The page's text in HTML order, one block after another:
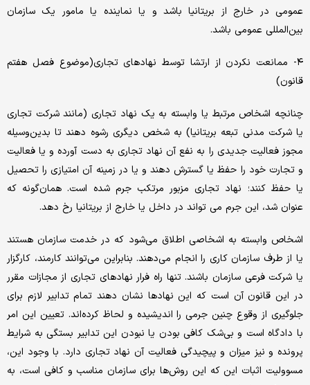
عمومی در خارج از بریتانیا باشد و یا نماینده یا مامور یک سازمان
بین‌المللی عمومی باشد.
۴- ممانعت نکردن از ارتشا توسط نهادهای تجاری(موضوع فصل هفتم
قانون)
چنانچه اشخاص مرتبط یا وابسته به یک نهاد تجاری (مانند شرکت تجاری
یا شرکت مدنی تبعه بریتانیا) به شخص دیگری رشوه ‌دهند تا بدین‌وسیله
مجوز فعالیت جدیدی را به نفع آن نهاد تجاری به دست آورده و یا فعالیت
و تجارت خود را حفظ یا گسترش دهند و یا در زمینه آن امتیازی را تحصیل
یا حفظ کنند؛ نهاد تجاری مزبور مرتکب جرم شده است. همان‌گونه که
عنوان شد، این جرم می تواند در داخل یا خارج از بریتانیا رخ دهد.
اشخاص وابسته به اشخاصی اطلاق می‌شود که در خدمت سازمان هستند
یا از طرف سازمان کاری را انجام می‌دهند. بنابراین می‌توانند کارمند، کارگزار
یا شرکت فرعی سازمان باشند. تنها راه فرار نهادهای تجاری از مجازات مقرر
در این قانون آن است که این نهادها نشان دهند تمام تدابیر لازم برای
جلوگیری از وقوع چنین جرمی را اندیشیده و لحاظ کرده‌اند. تعیین این امر
با دادگاه است و بی‌شک کافی بودن یا نبودن این تدابیر بستگی به شرایط
پرونده و نیز میزان و پیچیدگی فعالیت آن نهاد تجاری دارد. با وجود این،
مسوولیت اثبات این که این روش‌ها برای سازمان مناسب و کافی است، به